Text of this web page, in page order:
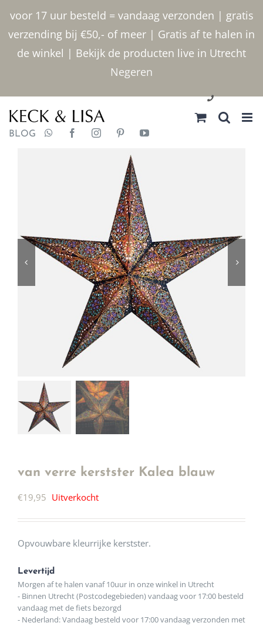
voor 17 uur besteld = vandaag verzonden | gratis
verzending bij €50,- of meer | Gratis af te halen in
de winkel | Bekijk de producten live in Utrecht
Negeren
inhoud
030 2400000
BLOG
van verre kerstster Kalea blauw
€19,95 Uitverkocht
Opvouwbare kleurrijke kerstster.
Levertijd
Morgen af te halen vanaf 10uur in onze winkel in Utrecht
- Binnen Utrecht (Postcodegebieden) vandaag voor 17:00 besteld
vandaag met de fiets bezorgd
- Nederland: Vandaag besteld voor 17:00 vandaag verzonden met